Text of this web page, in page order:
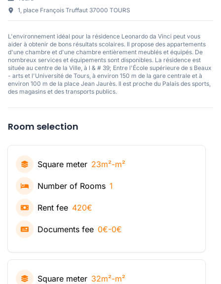
1, place François Truffaut 37000 TOURS
L'environnement idéal pour la résidence Leonardo da Vinci peut vous
aider à obtenir de bons résultats scolaires. Il propose des appartements
d'une chambre et d'une chambre entièrement meublés et équipés. De
nombreux services et équipements sont disponibles. La résidence est
située au centre de la Ville, à l & # 39; Entre l'École supérieure de s Beaux
- arts et l'Université de Tours, à environ 150 m de la gare centrale et à
environ 100 m de la place Jean Jaurès. Il est proche du Palais des sports,
des magasins et des transports publics.
Room selection
Square meter 23m²-m²
Number of Rooms 1
Rent fee 420€
Documents fee 0€-0€
Square meter 32m²-m²